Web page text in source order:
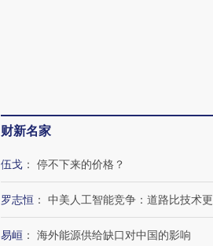
财新名家
伍戈 ： 停不下来的价格？
罗志恒 ： 中美人工智能竞争：道路比技术
易峘 ： 海外能源供给缺口对中国的影响